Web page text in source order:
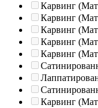
Карвинг
Карвинг
Карвинг
Карвинг
Карвинг
Карвинг